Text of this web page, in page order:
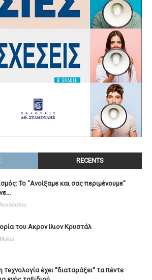
RECENTS
Το "Ανοίξαμε και σας περιμένουμε"
του Ακρον Ιλιον Κρυστάλ
τεχνολογία έχει ''διαταράξει'' τα πέντε